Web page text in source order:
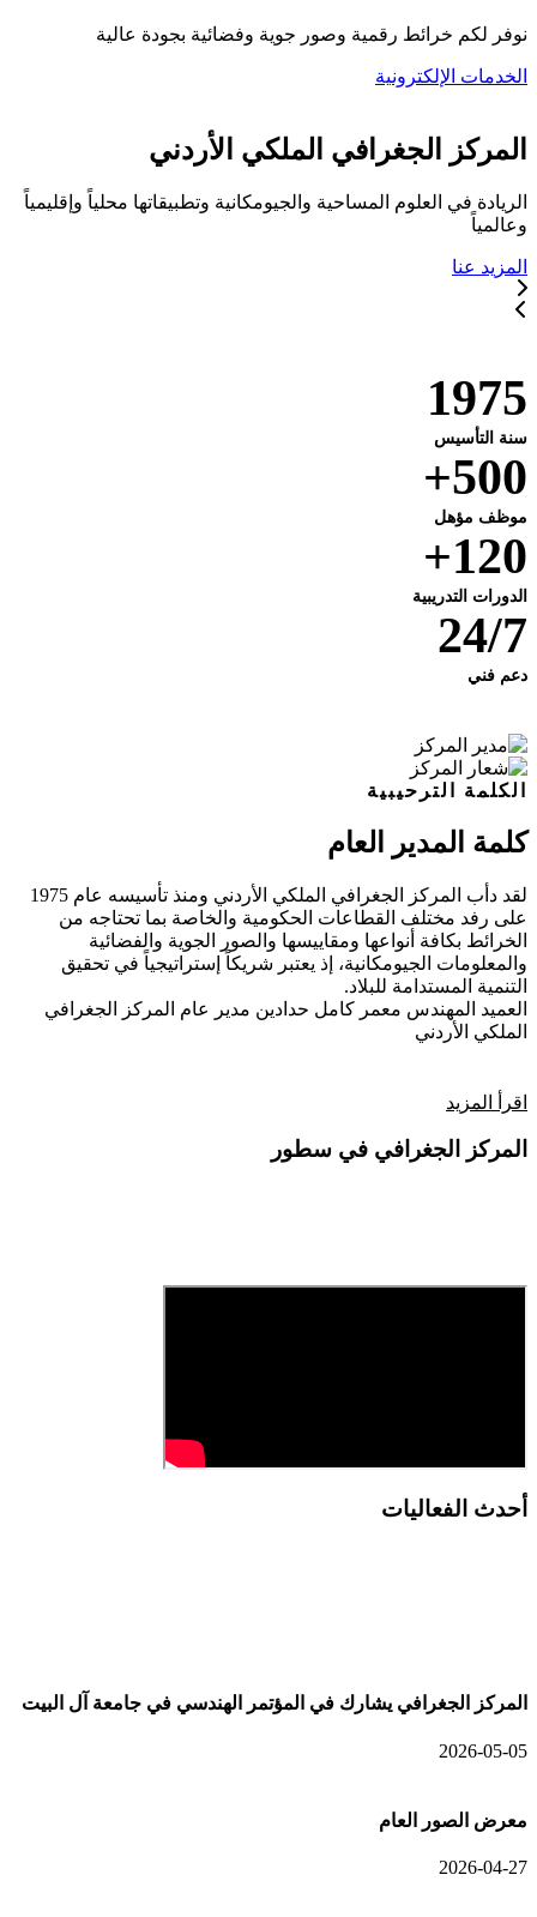
نوفر لكم خرائط رقمية وصور جوية وفضائية بجودة عالية
الخدمات الإلكترونية
المركز الجغرافي الملكي الأردني
الريادة في العلوم المساحية والجيومكانية وتطبيقاتها محلياً وإقليمياً
وعالمياً
المزيد عنا
1975
سنة التأسيس
500+
موظف مؤهل
120+
الدورات التدريبية
24/7
دعم فني
الكلمة الترحيبية
كلمة المدير العام
لقد دأب المركز الجغرافي الملكي الأردني ومنذ تأسيسه عام 1975
على رفد مختلف القطاعات الحكومية والخاصة بما تحتاجه من
الخرائط بكافة أنواعها ومقاييسها والصور الجوية والفضائية
والمعلومات الجيومكانية، إذ يعتبر شريكاً إستراتيجياً في تحقيق
التنمية المستدامة للبلاد.
العميد المهندس معمر كامل حدادين مدير عام المركز الجغرافي
الملكي الأردني
اقرأ المزيد
المركز الجغرافي في سطور
أحدث الفعاليات
المركز الجغرافي يشارك في المؤتمر الهندسي في جامعة آل البيت
2026-05-05
معرض الصور العام
2026-04-27